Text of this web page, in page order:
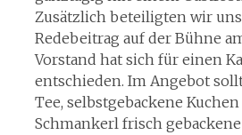
Zusätzlich beteiligten wir
Redebeitrag auf der Bühne
Vorstand hat sich für einen
entschieden. Im Angebot
Tee, selbstgebackene
Schmankerl frisch